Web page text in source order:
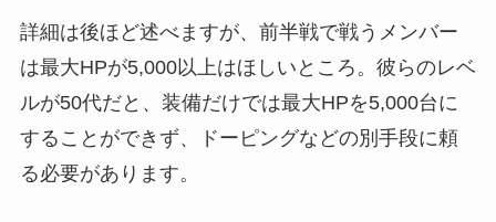
詳細は後ほど述べますが、前半戦で戦うメンバー
は最大HPが5,000以上はほしいところ。彼らのレベ
ルが50代だと、装備だけでは最大HPを5,000台に
することができず、ドーピングなどの別手段に頼
る必要があります。